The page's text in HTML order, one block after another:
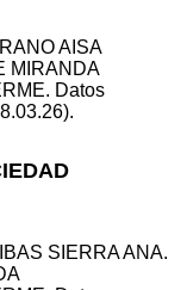
AISA
MIRANDA
Datos
SIERRA ANA.